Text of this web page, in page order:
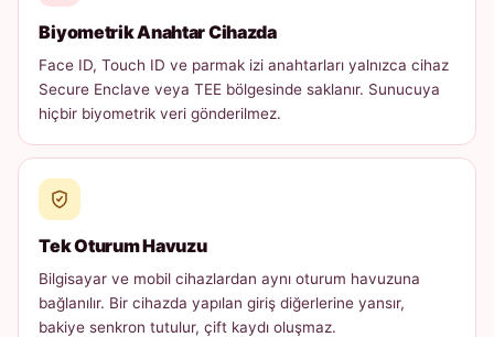
Biyometrik Anahtar Cihazda
Face ID, Touch ID ve parmak izi anahtarları yalnızca cihaz
Secure Enclave veya TEE bölgesinde saklanır. Sunucuya
hiçbir biyometrik veri gönderilmez.
Tek Oturum Havuzu
Bilgisayar ve mobil cihazlardan aynı oturum havuzuna
bağlanılır. Bir cihazda yapılan giriş diğerlerine yansır,
bakiye senkron tutulur, çift kaydı oluşmaz.